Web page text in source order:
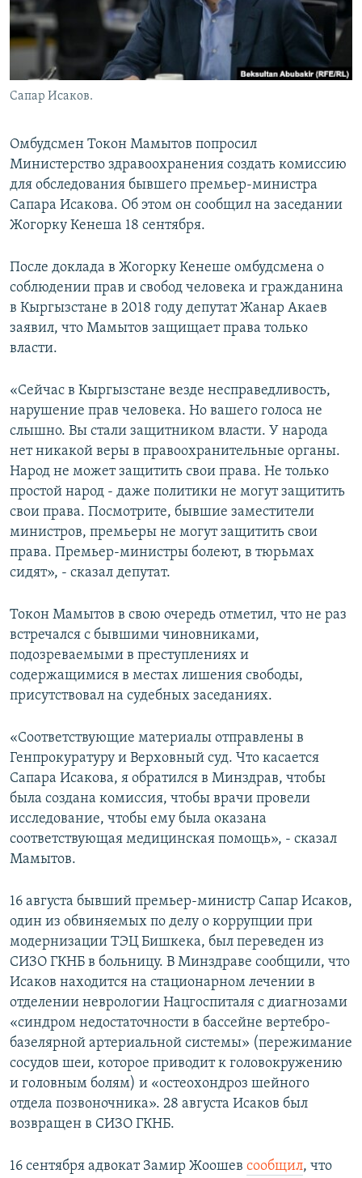
Сапар Исаков.
Омбудсмен Токон Мамытов попросил
Министерство здравоохранения создать комиссию
для обследования бывшего премьер-министра
Сапара Исакова. Об этом он сообщил на заседании
Жогорку Кенеша 18 сентября.
После доклада в Жогорку Кенеше омбудсмена о
соблюдении прав и свобод человека и гражданина
в Кыргызстане в 2018 году депутат Жанар Акаев
заявил, что Мамытов защищает права только
власти.
«Сейчас в Кыргызстане везде несправедливость,
нарушение прав человека. Но вашего голоса не
слышно. Вы стали защитником власти. У народа
нет никакой веры в правоохранительные органы.
Народ не может защитить свои права. Не только
простой народ - даже политики не могут защитить
свои права. Посмотрите, бывшие заместители
министров, премьеры не могут защитить свои
права. Премьер-министры болеют, в тюрьмах
сидят», - сказал депутат.
Токон Мамытов в свою очередь отметил, что не раз
встречался с бывшими чиновниками,
подозреваемыми в преступлениях и
содержащимися в местах лишения свободы,
присутствовал на судебных заседаниях.
«Соответствующие материалы отправлены в
Генпрокуратуру и Верховный суд. Что касается
Сапара Исакова, я обратился в Минздрав, чтобы
была создана комиссия, чтобы врачи провели
исследование, чтобы ему была оказана
соответствующая медицинская помощь», - сказал
Мамытов.
16 августа бывший премьер-министр Сапар Исаков,
один из обвиняемых по делу о коррупции при
модернизации ТЭЦ Бишкека, был переведен из
СИЗО ГКНБ в больницу. В Минздраве сообщили, что
Исаков находится на стационарном лечении в
отделении неврологии Нацгоспиталя с диагнозами
«синдром недостаточности в бассейне вертебро-
базелярной артериальной системы» (пережимание
сосудов шеи, которое приводит к головокружению
и головным болям) и «остеохондроз шейного
отдела позвоночника». 28 августа Исаков был
возвращен в СИЗО ГКНБ.
16 сентября адвокат Замир Жоошев сообщил, что